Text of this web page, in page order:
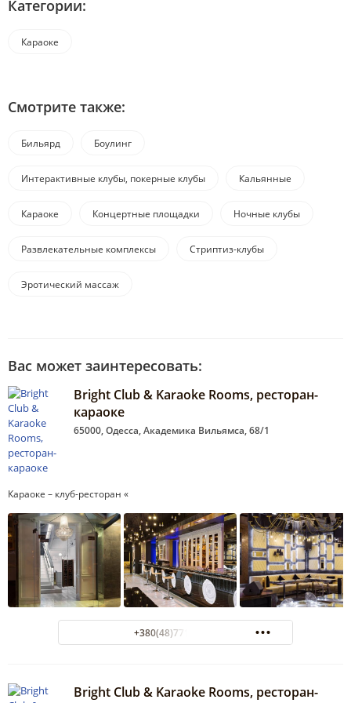
Категории:
Караоке
Смотрите также:
Бильярд Боулинг
Интерактивные клубы, покерные клубы Кальянные
Караоке Концертные площадки Ночные клубы
Развлекательные комплексы Стриптиз-клубы
Эротический массаж
Вас может заинтересовать:
Bright Club & Karaoke Rooms, ресторан-
караоке
65000, Одесса, Академика Вильямса, 68/1
Караоке – клуб-ресторан «
+380(48)771-77-31
Bright Club & Karaoke Rooms, ресторан-